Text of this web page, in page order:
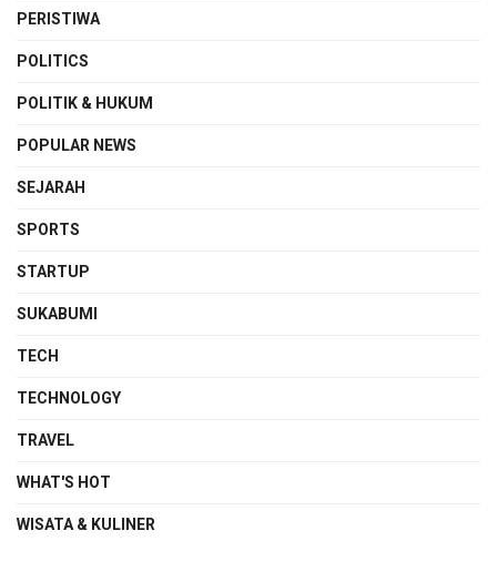
PERISTIWA
POLITICS
POLITIK & HUKUM
POPULAR NEWS
SEJARAH
SPORTS
STARTUP
SUKABUMI
TECH
TECHNOLOGY
TRAVEL
WHAT'S HOT
WISATA & KULINER